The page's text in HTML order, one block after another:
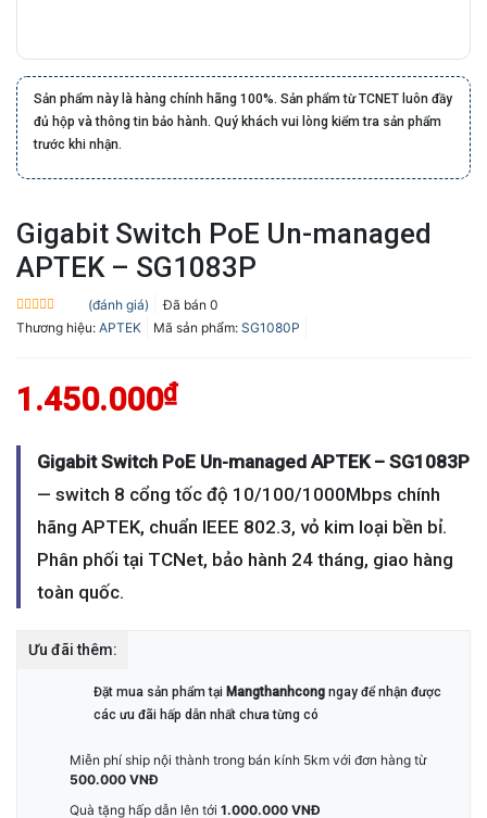
Sản phẩm này là hàng chính hãng 100%. Sản phẩm từ TCNET luôn đầy
đủ hộp và thông tin bảo hành. Quý khách vui lòng kiểm tra sản phẩm
trước khi nhận.
Gigabit Switch PoE Un-managed
APTEK – SG1083P
Được
xếp
sao
(đánh giá) Đã bán 0
Thương hiệu: APTEK Mã sản phẩm: SG1080P
1.450.000₫
Gigabit Switch PoE Un-managed APTEK – SG1083P
— switch 8 cổng tốc độ 10/100/1000Mbps chính
hãng APTEK, chuẩn IEEE 802.3, vỏ kim loại bền bỉ.
Phân phối tại TCNet, bảo hành 24 tháng, giao hàng
toàn quốc.
Ưu đãi thêm:
Đặt mua sản phẩm tại Mangthanhcong ngay để nhận được
các ưu đãi hấp dẫn nhất chưa từng có
Miễn phí ship nội thành trong bán kính 5km với đơn hàng từ
500.000 VNĐ
Quà tặng hấp dẫn lên tới 1.000.000 VNĐ